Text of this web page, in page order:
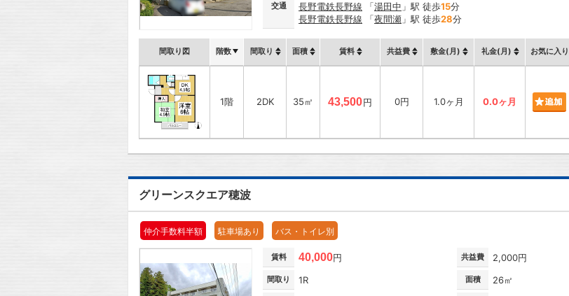
交通
長野電鉄長野線 「湯田中 」駅 徒歩15分
長野電鉄長野線 「夜間瀬 」駅 徒歩28分
間取り図 階数 間取り 面積 賃料 共益費 敷金(月) 礼金(月) お気に入り
1階 2DK 35㎡ 43,500円 0円 1.0ヶ月 0.0ヶ月
グリーンスクエア穂波
仲介手数料半額 駐車場あり バス・トイレ別
賃料 40,000円 共益費 2,000円
間取り 1R 面積 26㎡